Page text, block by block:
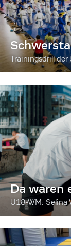
Trainingsdrill der
Da waren
U18-WM: Selina